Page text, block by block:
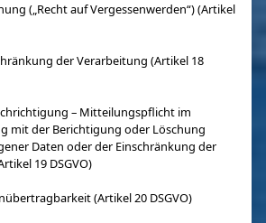
(„Recht auf Vergessenwerden“) (Artikel
der Verarbeitung (Artikel 18
– Mitteilungspflicht im
mit der Berichtigung oder Löschung
Daten oder der Einschränkung der
19 DSGVO)
(Artikel 20 DSGVO)